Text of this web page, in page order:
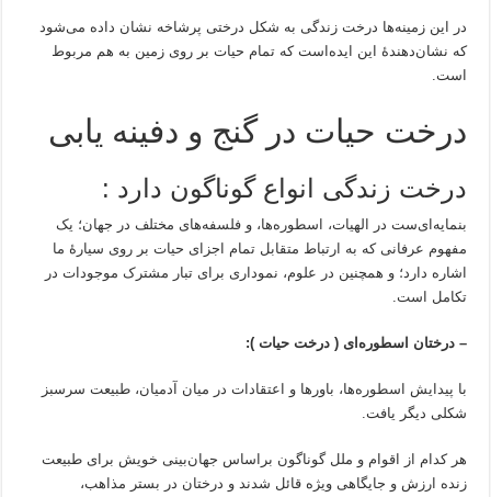
در این زمینه‌ها درخت زندگی به شکل درختی پرشاخه نشان داده می‌شود
که نشان‌دهندهٔ این ایده‌است که تمام حیات بر روی زمین به هم مربوط
است.
درخت حیات در گنج و دفینه یابی
درخت زندگی انواع گوناگون دارد :
بنمایه‌ای‌ست در الهیات، اسطوره‌ها، و فلسفه‌های مختلف در جهان؛ یک
مفهوم عرفانی که به ارتباط متقابل تمام اجزای حیات بر روی سیارهٔ ما
اشاره دارد؛ و همچنین در علوم، نموداری برای تبار مشترک موجودات در
تکامل است.
– درختان ‌اسطوره‌ای‌ ( درخت حیات ):
با پیدایش اسطوره‌ها، باورها و اعتقادات در میان آدمیان، طبیعت سرسبز
شکلی دیگر یافت.
هر کدام از اقوام و ملل گوناگون براساس جهان‌بینی خویش برای طبیعت
زنده ارزش و جایگاهی ویژه قائل شدند و درختان در بستر مذاهب،